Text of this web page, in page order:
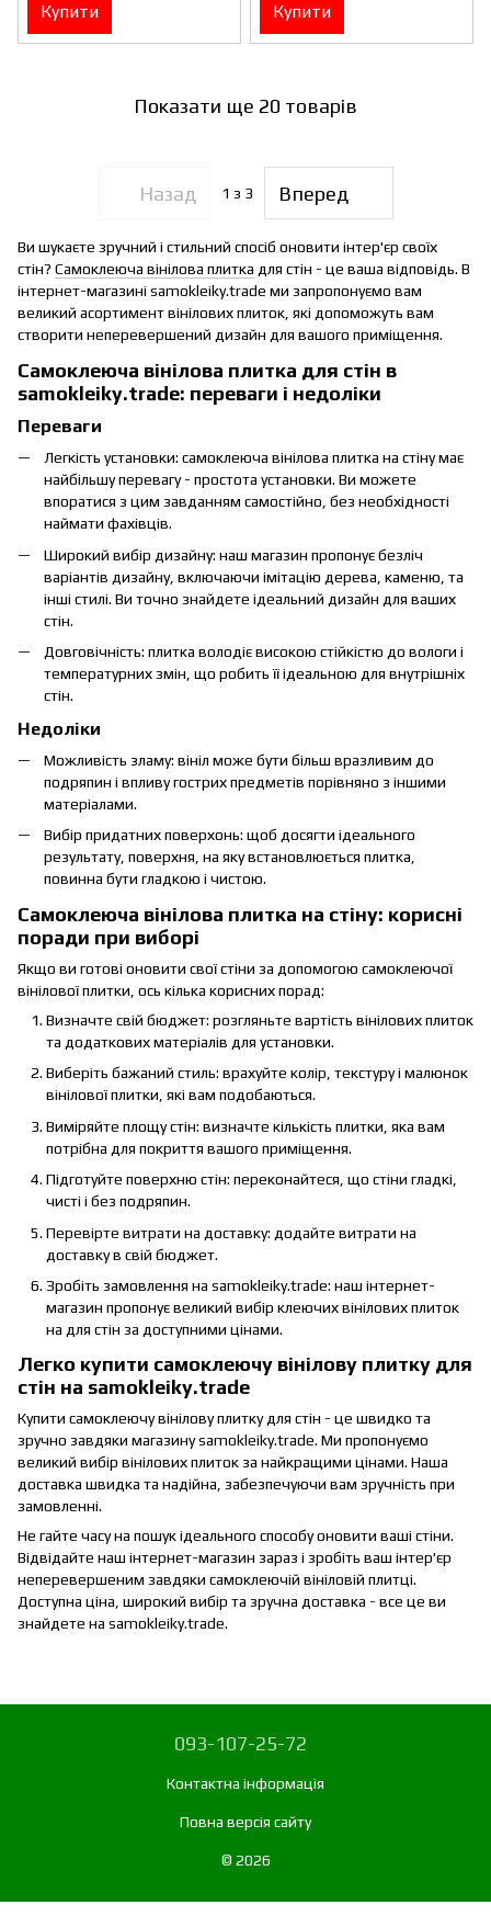
Купити Купити
Показати ще 20 товарів
Назад 1 з 3 Вперед
Ви шукаєте зручний і стильний спосіб оновити інтер'єр своїх
стін? Самоклеюча вінілова плитка для стін - це ваша відповідь. В
інтернет-магазині samokleiky.trade ми запропонуємо вам
великий асортимент вінілових плиток, які допоможуть вам
створити неперевершений дизайн для вашого приміщення.
Самоклеюча вінілова плитка для стін в
samokleiky.trade: переваги і недоліки
Переваги
Легкість установки: самоклеюча вінілова плитка на стіну має
найбільшу перевагу - простота установки. Ви можете
впоратися з цим завданням самостійно, без необхідності
наймати фахівців.
Широкий вибір дизайну: наш магазин пропонує безліч
варіантів дизайну, включаючи імітацію дерева, каменю, та
інші стилі. Ви точно знайдете ідеальний дизайн для ваших
стін.
Довговічність: плитка володіє високою стійкістю до вологи і
температурних змін, що робить її ідеальною для внутрішніх
стін.
Недоліки
Можливість зламу: вініл може бути більш вразливим до
подряпин і впливу гострих предметів порівняно з іншими
матеріалами.
Вибір придатних поверхонь: щоб досягти ідеального
результату, поверхня, на яку встановлюється плитка,
повинна бути гладкою і чистою.
Cамоклеюча вінілова плитка на стіну: корисні
поради при виборі
Якщо ви готові оновити свої стіни за допомогою самоклеючої
вінілової плитки, ось кілька корисних порад:
Визначте свій бюджет: розгляньте вартість вінілових плиток
та додаткових матеріалів для установки.
Виберіть бажаний стиль: врахуйте колір, текстуру і малюнок
вінілової плитки, які вам подобаються.
Виміряйте площу стін: визначте кількість плитки, яка вам
потрібна для покриття вашого приміщення.
Підготуйте поверхню стін: переконайтеся, що стіни гладкі,
чисті і без подряпин.
Перевірте витрати на доставку: додайте витрати на
доставку в свій бюджет.
Зробіть замовлення на samokleiky.trade: наш інтернет-
магазин пропонує великий вибір клеючих вінілових плиток
на для стін за доступними цінами.
Легко купити самоклеючу вінілову плитку для
стін на samokleiky.trade
Купити самоклеючу вінілову плитку для стін - це швидко та
зручно завдяки магазину samokleiky.trade. Ми пропонуємо
великий вибір вінілових плиток за найкращими цінами. Наша
доставка швидка та надійна, забезпечуючи вам зручність при
замовленні.
Не гайте часу на пошук ідеального способу оновити ваші стіни.
Відвідайте наш інтернет-магазин зараз і зробіть ваш інтер'єр
неперевершеним завдяки самоклеючій вініловій плитці.
Доступна ціна, широкий вибір та зручна доставка - все це ви
знайдете на samokleiky.trade.
093-107-25-72
Контактна інформація
Повна версія сайту
© 2026